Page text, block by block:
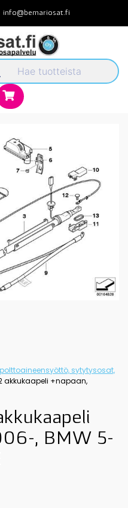
info@bemariosat.fi
sytytysosat,
akkukaapeli +napaan,
, BMW 5-